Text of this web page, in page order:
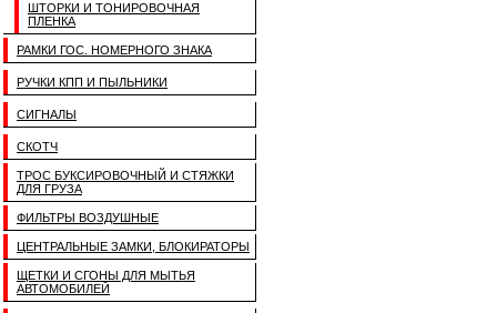
ШТОРКИ И ТОНИРОВОЧНАЯ
ПЛЕНКА
РАМКИ ГОС. НОМЕРНОГО ЗНАКА
РУЧКИ КПП И ПЫЛЬНИКИ
СИГНАЛЫ
СКОТЧ
ТРОС БУКСИРОВОЧНЫЙ И СТЯЖКИ
ДЛЯ ГРУЗА
ФИЛЬТРЫ ВОЗДУШНЫЕ
ЦЕНТРАЛЬНЫЕ ЗАМКИ, БЛОКИРАТОРЫ
ЩЕТКИ И СГОНЫ ДЛЯ МЫТЬЯ
АВТОМОБИЛЕЙ